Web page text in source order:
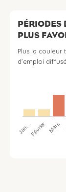
PÉRIODES
PLUS
Plus la couleur
d’emploi
Jan…Février Mars